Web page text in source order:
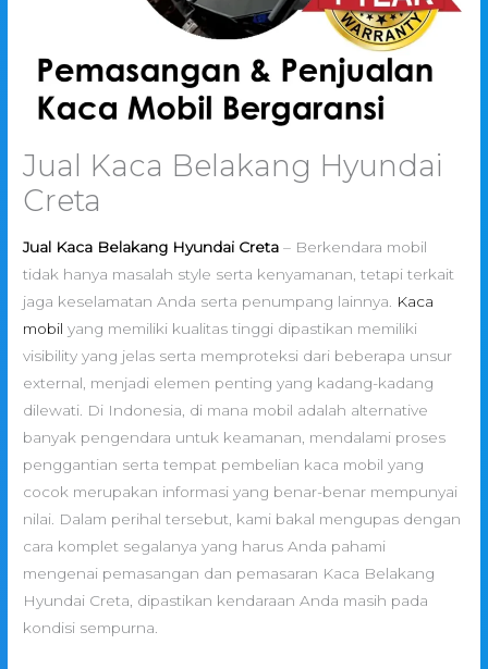
Jual Kaca Belakang Hyundai
Creta
Jual Kaca Belakang Hyundai Creta – Berkendara mobil
tidak hanya masalah style serta kenyamanan, tetapi terkait
jaga keselamatan Anda serta penumpang lainnya.
Kaca
mobil yang memiliki kualitas tinggi dipastikan memiliki
visibility yang jelas serta memproteksi dari beberapa unsur
external, menjadi elemen penting yang kadang-kadang
dilewati. Di Indonesia, di mana mobil adalah alternative
banyak pengendara untuk keamanan, mendalami proses
penggantian serta tempat pembelian kaca mobil yang
cocok merupakan informasi yang benar-benar mempunyai
nilai. Dalam perihal tersebut, kami bakal mengupas dengan
cara komplet segalanya yang harus Anda pahami
mengenai pemasangan dan pemasaran Kaca Belakang
Hyundai Creta, dipastikan kendaraan Anda masih pada
kondisi sempurna.